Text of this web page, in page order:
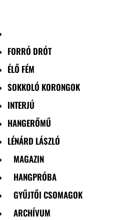
FORRÓ DRÓT
ÉLŐ FÉM
SOKKOLÓ KORONGOK
INTERJÚ
HANGERŐMŰ
LÉNÁRD LÁSZLÓ
MAGAZIN
HANGPRÓBA
GYŰJTŐI CSOMAGOK
ARCHÍVUM